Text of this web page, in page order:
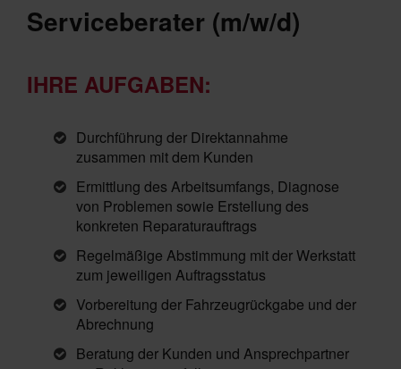
Serviceberater (m/w/d)
IHRE AUFGABEN:
Durchführung der Direktannahme
zusammen mit dem Kunden
Ermittlung des Arbeitsumfangs, Diagnose
von Problemen sowie Erstellung des
konkreten Reparaturauftrags
Regelmäßige Abstimmung mit der Werkstatt
zum jeweiligen Auftragsstatus
Vorbereitung der Fahrzeugrückgabe und der
Abrechnung
Beratung der Kunden und Ansprechpartner